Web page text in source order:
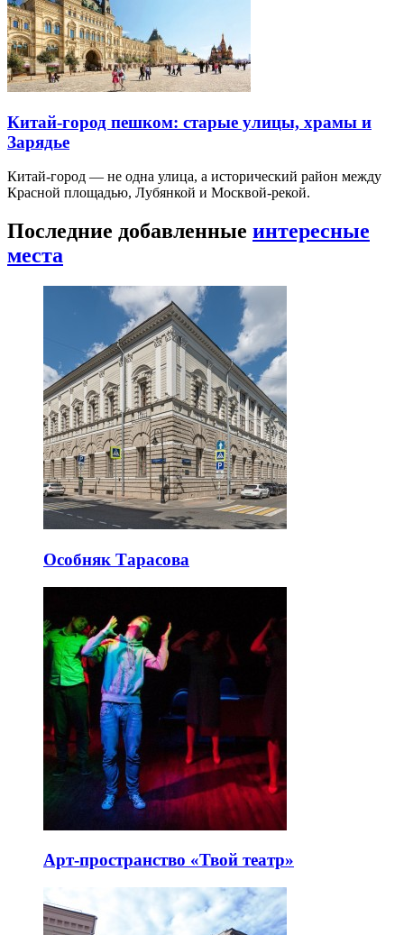
Китай-город пешком: старые улицы, храмы и
Зарядье
Китай-город — не одна улица, а исторический район между
Красной площадью, Лубянкой и Москвой-рекой.
Последние добавленные интересные
места
Особняк Тарасова
Арт-пространство «Твой театр»